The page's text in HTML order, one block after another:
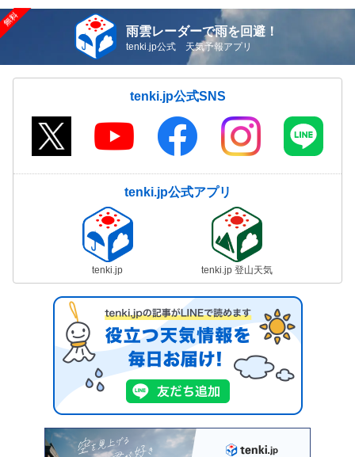
雨雲レーダーで雨を回避！
tenki.jp公式 天気予報アプリ
tenki.jp公式SNS
tenki.jp公式アプリ
tenki.jp tenki.jp 登山天気